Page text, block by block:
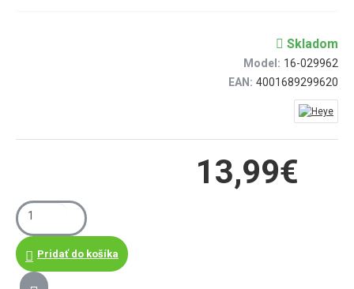
13,99€
Skladom
Model: 16-029962
EAN: 4001689299620
Pridať do košíka